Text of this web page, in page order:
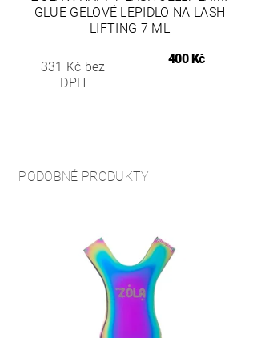
GLUE GELOVÉ LEPIDLO NA LASH
LIFTING 7 ML
331 Kč bez
DPH
400 Kč
PODOBNÉ PRODUKTY